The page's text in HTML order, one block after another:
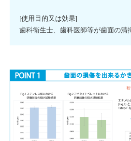
[使用目的又は効果]
歯科衛生士、歯科医師等が歯面の清